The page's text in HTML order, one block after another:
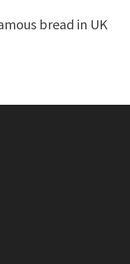
bread in UK